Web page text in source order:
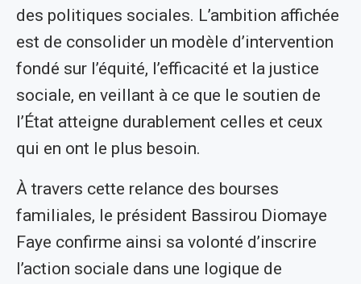
des politiques sociales. L’ambition affichée
est de consolider un modèle d’intervention
fondé sur l’équité, l’efficacité et la justice
sociale, en veillant à ce que le soutien de
l’État atteigne durablement celles et ceux
qui en ont le plus besoin.
À travers cette relance des bourses
familiales, le président Bassirou Diomaye
Faye confirme ainsi sa volonté d’inscrire
l’action sociale dans une logique de